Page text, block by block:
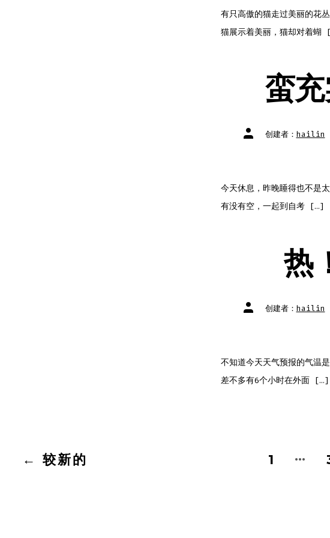
有只高傲的猫走过美丽的花
猫展示着美丽，猫却对着蝴
蛮
文
章 创建者： hailin
今天休息，昨晚睡得也不是
有没有空，一起到自考 […]
热
文
章 创建者： hailin
不知道今天天气预报的气温
差不多有6个小时在外面 […]
文
← 较新的 1 …